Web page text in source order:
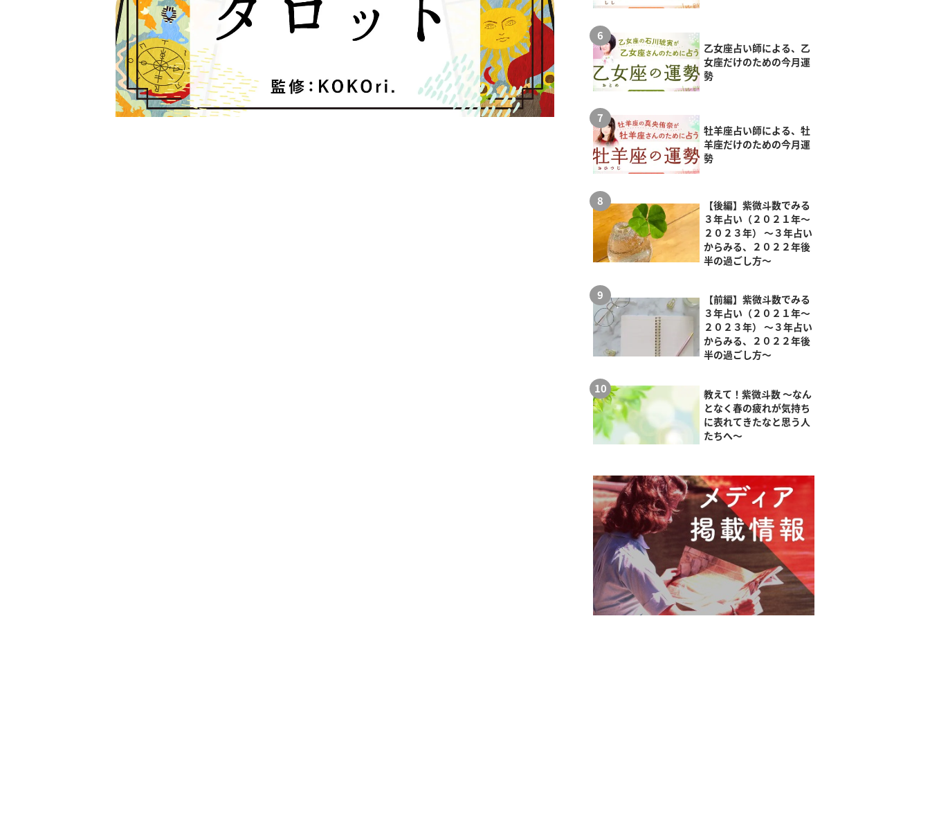
乙女座占い師による、乙
女座だけのための今月運
勢
牡羊座占い師による、牡
羊座だけのための今月運
勢
【後編】紫微斗数でみる
３年占い（２０２１年～
２０２３年） ～３年占い
からみる、２０２２年後
半の過ごし方～
【前編】紫微斗数でみる
３年占い（２０２１年～
２０２３年） ～３年占い
からみる、２０２２年後
半の過ごし方～
教えて！紫微斗数 ～なん
となく春の疲れが気持ち
に表れてきたなと思う人
たちへ～